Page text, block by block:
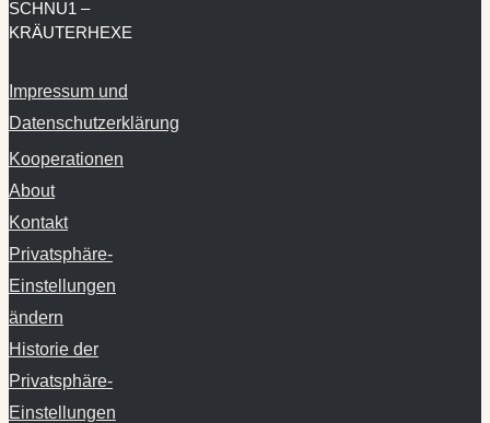
SCHNU1 –
KRÄUTERHEXE
Impressum und
Datenschutzerklärung
Kooperationen
About
Kontakt
Privatsphäre-
Einstellungen
ändern
Historie der
Privatsphäre-
Einstellungen